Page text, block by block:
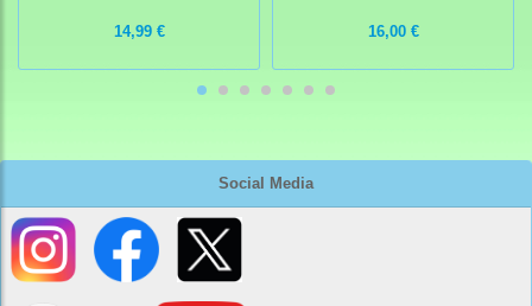
Social Media
14,99 € 16,00 €